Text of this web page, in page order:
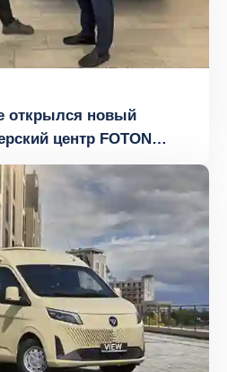
открылся новый
центр FOTON